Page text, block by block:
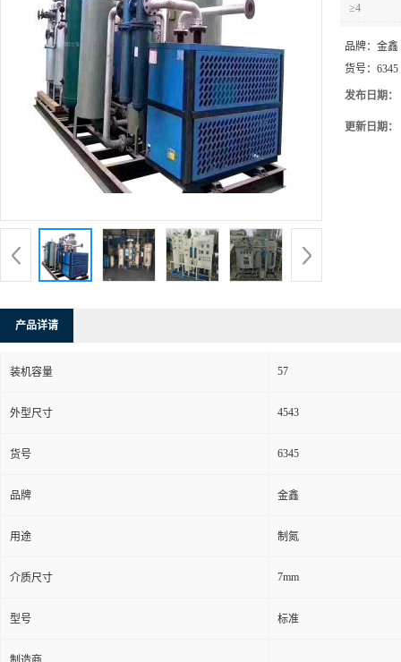
≥4
品牌： 金鑫
货号： 6345
发布日期：
更新日期：
产品详请
装机容量 57
外型尺寸 4543
货号 6345
品牌 金鑫
用途 制氮
介质尺寸 7mm
型号 标准